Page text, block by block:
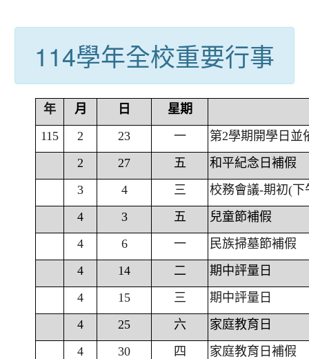
114學年全校重要行事
年 月 日
星期
115
2 23 一
第2學期開學日並
2
27 五
和平紀念日補假
3
4 三
校務會議-期初(下
4
3 五
兒童節補假
4
6 一
民族掃墓節補假
4
14 二
期中評量日
4
15 三
期中評量日
4
25 六
家庭教育日
4
30 四
家庭教育日補假